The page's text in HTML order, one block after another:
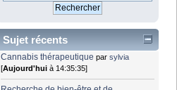
Sujet récents
Cannabis thérapeutique parsylvia
[Aujourd'hui à 14:35:35]